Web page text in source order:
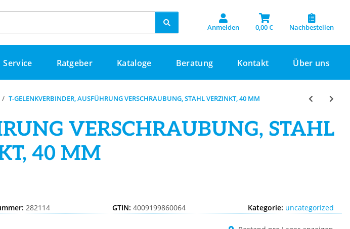
Anmelden 0,00 € Nachbestellen
Service Ratgeber Kataloge Beratung Kontakt Über uns
T-GELENKVERBINDER, AUSFÜHRUNG VERSCHRAUBUNG, STAHL VERZINKT, 40 MM
VERSCHRAUBUNG, STAHL
40 MM
282114 GTIN: 4009199860064 Kategorie: uncategorized